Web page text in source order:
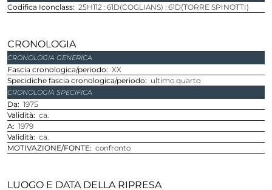
Codifica Iconclass 25H112 : 61D(COGLIANS) : 61D(TORRE SPINOTTI)
CRONOLOGIA
CRONOLOGIA GENERICA
Fascia cronologica/periodo
XX
Specidiche fascia cronologica/periodo
ultimo quarto
CRONOLOGIA SPECIFICA
Da
1975
Validità
ca.
A
1979
Validità
ca.
MOTIVAZIONE/FONTE
confronto
LUOGO E DATA DELLA RIPRESA